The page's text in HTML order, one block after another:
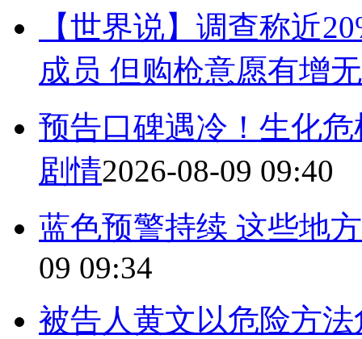
【世界说】调查称近
成员 但购枪意愿有增
预告口碑遇冷！生化
剧情2026-08-09 09:40
蓝色预警持续 这些地
09 09:34
被告人黄文以危险方